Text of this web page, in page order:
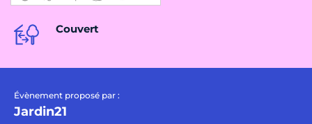
Couvert
Évènement proposé par :
Jardin21